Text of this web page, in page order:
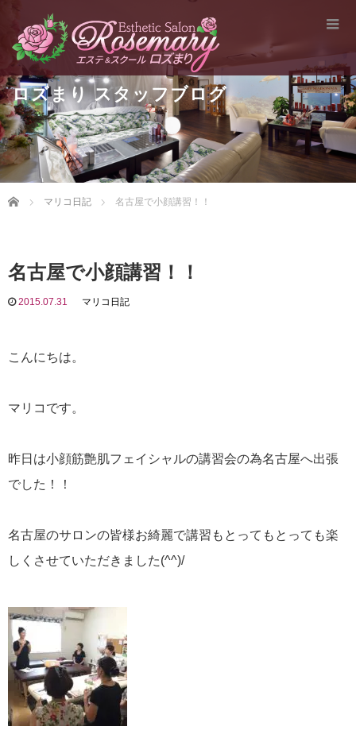
ロズまり スタッフブログ
Home マリコ日記 名古屋で小顔講習！！
名古屋で小顔講習！！
2015.07.31 マリコ日記
こんにちは。
マリコです。
昨日は小顔筋艶肌フェイシャルの講習会の為名古屋へ出張
でした！！
名古屋のサロンの皆様お綺麗で講習もとってもとっても楽
しくさせていただきました(^^)/